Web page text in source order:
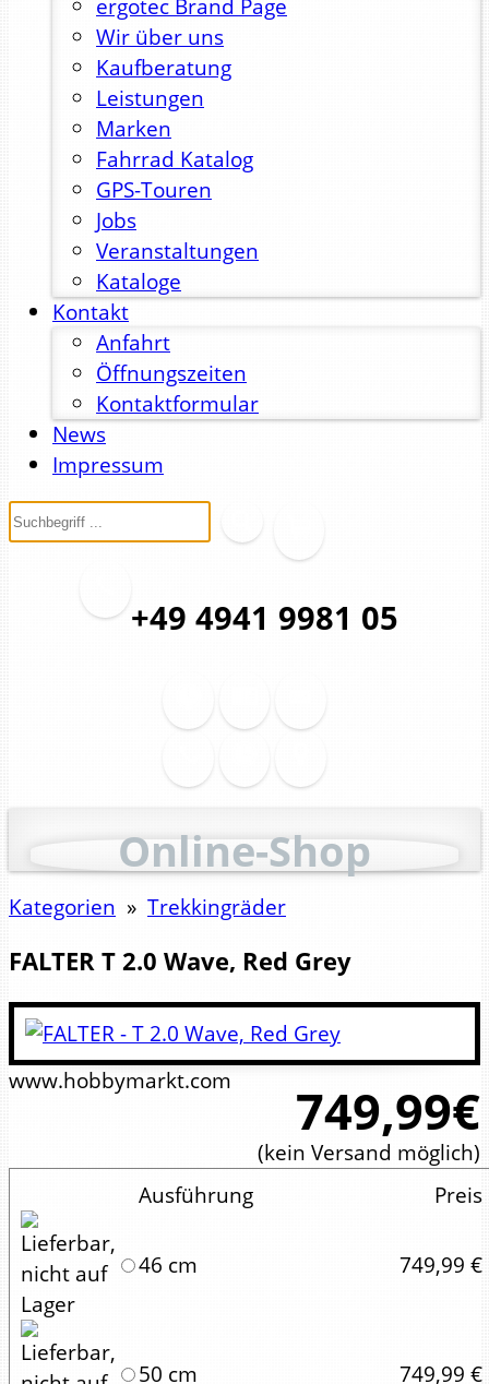
ergotec Brand Page
Wir über uns
Kaufberatung
Leistungen
Marken
Fahrrad Katalog
GPS-Touren
Jobs
Veranstaltungen
Kataloge
Kontakt
Anfahrt
Öffnungszeiten
Kontaktformular
News
Impressum
+49 4941 9981 05
Online-Shop
Kategorien » Trekkingräder
FALTERT 2.0 Wave, Red Grey
www.hobbymarkt.com 749,99€
(kein Versand möglich)
Ausführung
Preis
46 cm 749,99 €
50 cm 749,99 €